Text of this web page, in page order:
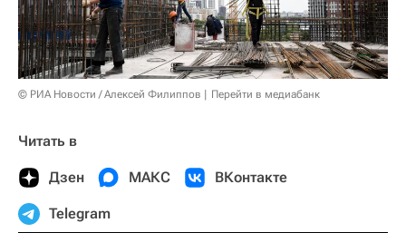
© РИА Новости / Алексей Филиппов Перейти в медиабанк
Читать в
Дзен МАКС ВКонтакте
Telegram